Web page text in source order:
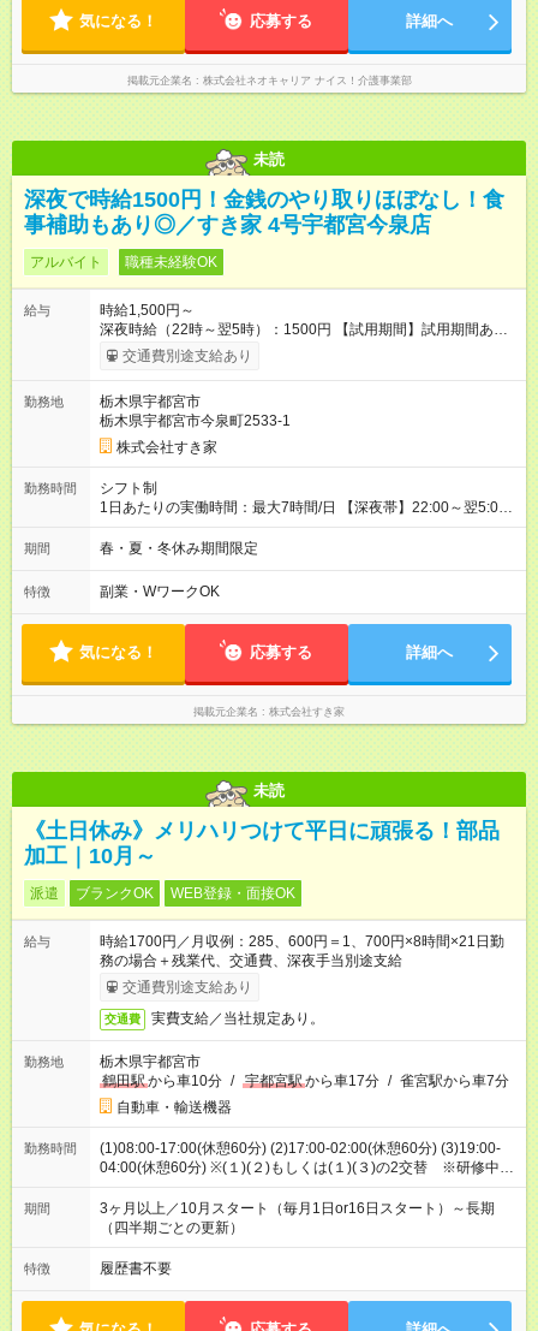
気になる！ 応募する 詳細へ
掲載元企業名 株式会社ネオキャリア ナイス！介護事業部
未読
深夜で時給1500円！金銭のやり取りほぼなし！食
事補助もあり◎／すき家 4号宇都宮今泉店
アルバイト 職種未経験OK
給与
時給1,500円～
深夜時給（22時～翌5時）：1500円 【試用期間】試用期間あり
試用期間の長さ：1ヶ月 雇用形態、給与は本採用時と同じです。
試用期間の実態は30日（※条件変更なし）ですが、切り上げで
同時給）
交通費別途支給あり
勤務地
栃木県宇都宮市
栃木県宇都宮市今泉町2533-1
株式会社すき家
勤務時間
シフト制
1日あたりの実働時間：最大7時間/日 【深夜帯】22:00～翌5:00
週2日～・1日2h～OK◎ ※22:00から翌5:00までは18歳以上の方
のみ勤務可能です（18歳未満の深夜業務禁止のため） ★深夜で
す。 必ず、2名以上での勤務を行いますので、安心して働けま
す。
期間 春・夏・冬休み期間限定
特徴 副業・WワークOK
気になる！ 応募する 詳細へ
掲載元企業名 株式会社すき家
未読
《土日休み》メリハリつけて平日に頑張る！部品
加工｜10月～
派遣 ブランクOK WEB登録・面接OK
給与
時給1700円／月収例：285、600円＝1、700円×8時間×21日勤
務の場合＋残業代、交通費、深夜手当別途支給
交通費別途支給あり
交通費 実費支給／当社規定あり。
勤務地
栃木県宇都宮市
鶴田駅から車10分 / 宇都宮駅から車17分 / 雀宮駅から車7分
自動車・輸送機器
勤務時間
(1)08:00-17:00(休憩60分) (2)17:00-02:00(休憩60分) (3)19:00-
04:00(休憩60分) ※(１)(２)もしくは(１)(３)の2交替 ※研修中
（2ヶ月間）は(１)の日勤固定
期間
3ヶ月以上／10月スタート（毎月1日or16日スタート）～長期
（四半期ごとの更新）
特徴 履歴書不要